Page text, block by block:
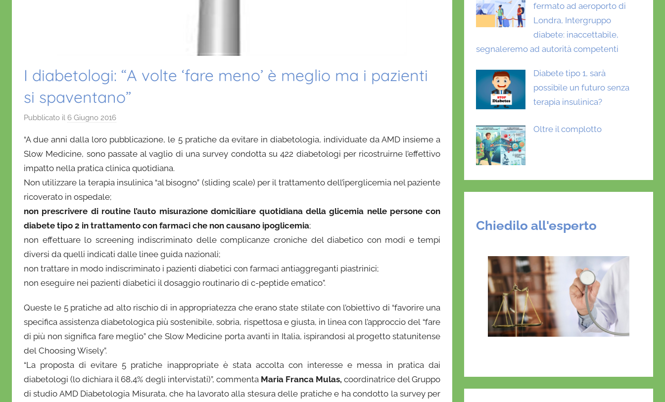
I diabetologi: “A volte ‘fare meno’ è meglio ma i pazienti
si spaventano”
Pubblicato il 6 Giugno 2016
D
a
n
i
l
O
n
o
r
i
o
“A due anni dalla loro pubblicazione, le 5 pratiche da evitare in diabetologia, individuate da AMD insieme a
Slow Medicine, sono passate al vaglio di una survey condotta su 422 diabetologi per ricostruirne l’effettivo
impatto nella pratica clinica quotidiana.
Non utilizzare la terapia insulinica “al bisogno” (sliding scale) per il trattamento dell’iperglicemia nel paziente
ricoverato in ospedale;
non prescrivere di routine l’auto misurazione domiciliare quotidiana della glicemia nelle persone con
diabete tipo 2 in trattamento con farmaci che non causano ipoglicemia;
non effettuare lo screening indiscriminato delle complicanze croniche del diabetico con modi e tempi
diversi da quelli indicati dalle linee guida nazionali;
non trattare in modo indiscriminato i pazienti diabetici con farmaci antiaggreganti piastrinici;
non eseguire nei pazienti diabetici il dosaggio routinario di c-peptide ematico”.
Queste le 5 pratiche ad alto rischio di in appropriatezza che erano state stilate con l’obiettivo di “favorire una
specifica assistenza diabetologica più sostenibile, sobria, rispettosa e giusta, in linea con l’approccio del “fare
di più non significa fare meglio” che Slow Medicine porta avanti in Italia, ispirandosi al progetto statunitense
del Choosing Wisely”.
“La proposta di evitare 5 pratiche inappropriate è stata accolta con interesse e messa in pratica dai
diabetologi (lo dichiara il 68,4% degli intervistati)”, commenta Maria Franca Mulas, coordinatrice del Gruppo
di studio AMD Diabetologia Misurata, che ha lavorato alla stesura delle pratiche e ha condotto la survey per
fermato ad aeroporto di
Londra, Intergruppo
diabete: inaccettabile,
segnaleremo ad autorità competenti
Diabete tipo 1, sarà
possibile un futuro senza
terapia insulinica?
Oltre il complotto
Chiedilo all'esperto